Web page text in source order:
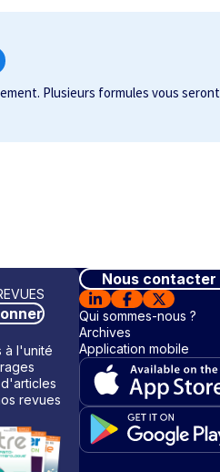
Plusieurs formules vous seront
à l'unité
revues
Nous contacter
Qui sommes-nous ?
Archives
Application mobile